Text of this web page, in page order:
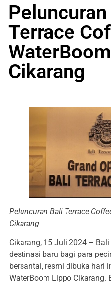
Peluncuran
Terrace
Cikarang
Peluncuran Bali Terrace
Cikarang
Cikarang, 15 Juli 2024 – Bali
destinasi baru bagi para
bersantai, resmi dibuka hari
WaterBoom Lippo Cikarang.